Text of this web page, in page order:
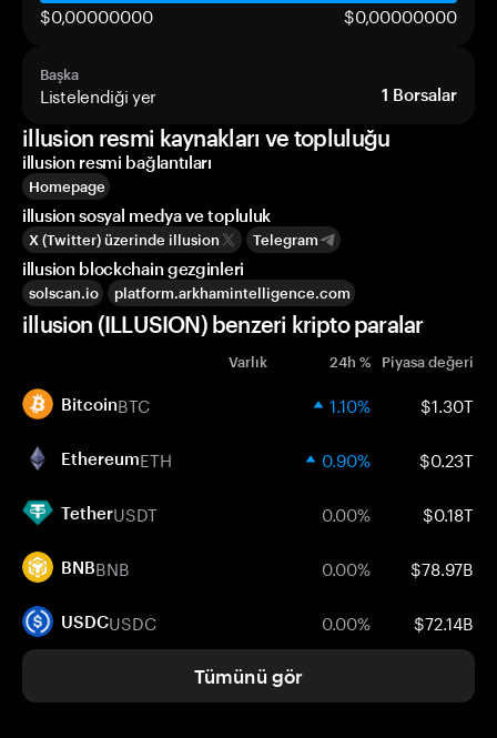
$0,00000000 $0,00000000
Başka
Listelendiği yer 1 Borsalar
illusion resmi kaynakları ve topluluğu
illusion resmi bağlantıları
Homepage
illusion sosyal medya ve topluluk
X (Twitter) üzerinde illusion Telegram
illusion blockchain gezginleri
solscan.io platform.arkhamintelligence.com
illusion (ILLUSION) benzeri kripto paralar
Varlık 24h % Piyasa değeri
BitcoinBTC 1.10% $1.30T
EthereumETH 0.90% $0.23T
TetherUSDT 0.00% $0.18T
BNBBNB 0.00% $78.97B
USDCUSDC 0.00% $72.14B
Tümünü gör